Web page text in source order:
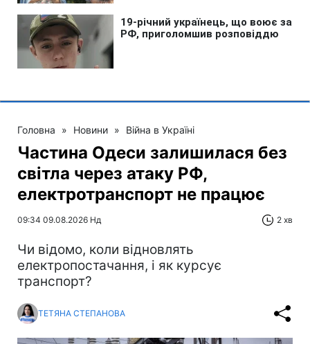
Головна » Новини » Війна в Україні
Частина Одеси залишилася без
світла через атаку РФ,
електротранспорт не працює
09:34 09.08.2026 Нд 2 хв
Чи відомо, коли відновлять
електропостачання, і як курсує
транспорт?
ТЕТЯНА СТЕПАНОВА